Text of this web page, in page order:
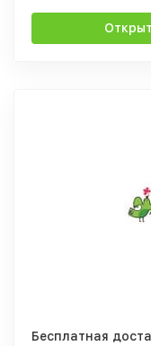
Бесплатная